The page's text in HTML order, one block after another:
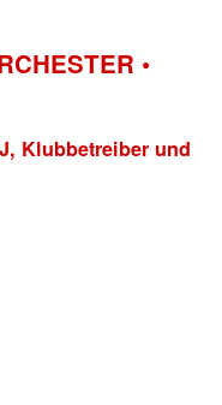
•
Klubbetreiber und